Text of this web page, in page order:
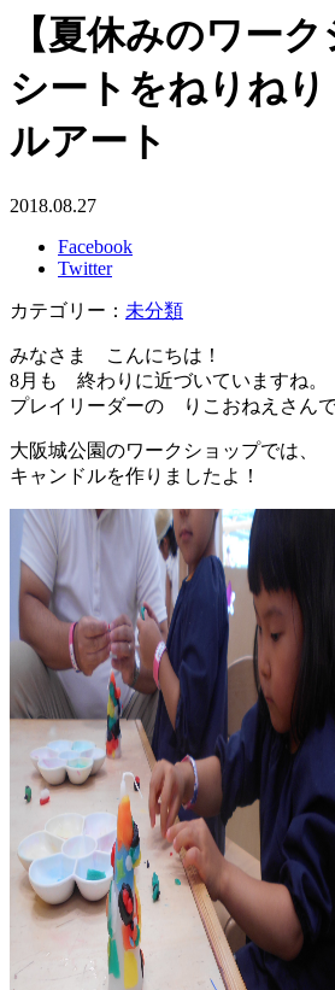
【夏休みのワーク
シートをねりね
ルアート
2018.08.27
Facebook
Twitter
カテゴリー： 未分類
みなさま こんにちは！
8月も 終わりに近づいていますね。
プレイリーダーの りこおねえさんで
大阪城公園のワークショップでは、
キャンドルを作りましたよ！